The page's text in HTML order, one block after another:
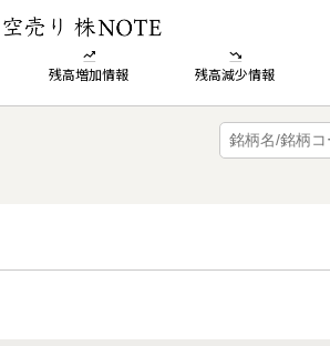
残高増加情報 残高減少情報